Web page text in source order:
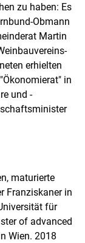
zu haben: Es
Obmann
Martin
erhielten
in
und -
maturierte
Franziskaner in
für
of advanced
Wien. 2018